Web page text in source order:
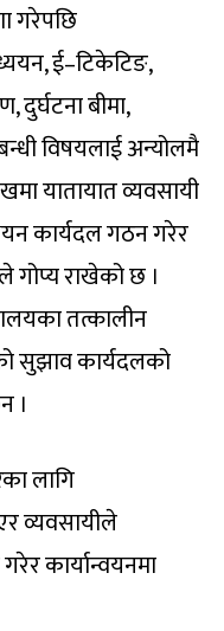
गरेपछि
ई–टिकेटिङ,
दुर्घटना बीमा,
विषयलाई अन्योलमै
यातायात व्यवसायी
कार्यदल गठन गरेर
गोप्य राखेको छ ।
तत्कालीन
सुझाव कार्यदलको
।
लागि
व्यवसायीले
कार्यान्वयनमा